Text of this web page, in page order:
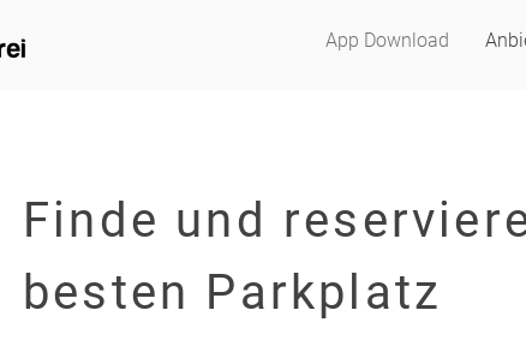
App Download
Finde und
besten Parkplatz